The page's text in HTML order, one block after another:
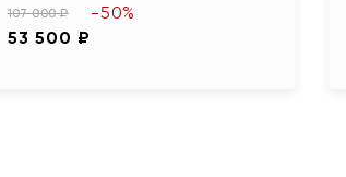
107 000 ₽
53 500 ₽
-50%